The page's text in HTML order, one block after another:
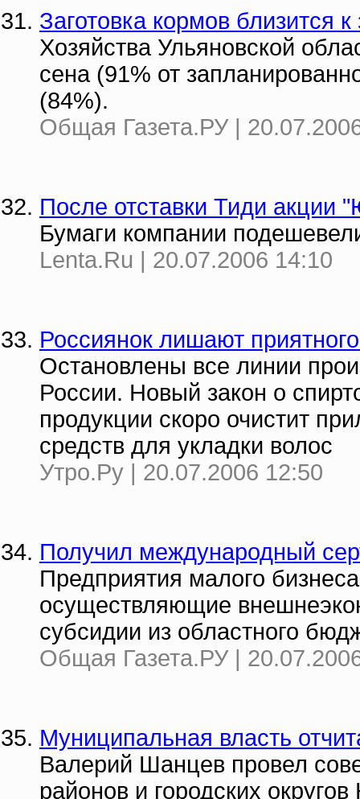
Заготовка кормов близится
Хозяйства Ульяновской
сена (91% от
(84%).
Общая Газета.РУ |
После отставки Тиди акции
Бумаги компании
Lenta.Ru | 20.07.2006 14:10
Россиянок лишают
Остановлены все линии
России. Новый закон о
продукции скоро очистит
средств для укладки волос
Утро.Ру | 20.07.2006 12:50
Получил международный
Предприятия малого
осуществляющие
субсидии из областного
Общая Газета.РУ |
Муниципальная власть
Валерий Шанцев провел
районов и городских